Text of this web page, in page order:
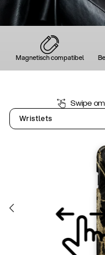
Magnetisch compatibel
Swipe
Wristlets